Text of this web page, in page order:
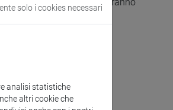
solo i cookies necessari
analisi statistiche
altri cookie che